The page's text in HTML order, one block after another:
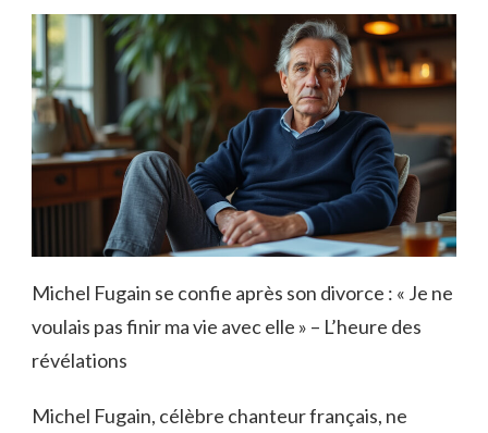
Michel Fugain se confie après son divorce : « Je ne
voulais pas finir ma vie avec elle » – L’heure des
révélations
Michel Fugain, célèbre chanteur français, ne